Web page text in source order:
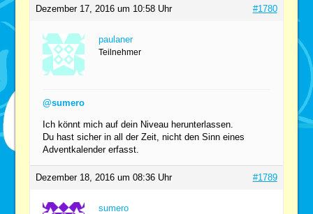
Dezember 17, 2016 um 10:58 Uhr #1780
paulaner
Teilnehmer
@sumero
Ich könnt mich auf dein Niveau herunterlassen.
Du hast sicher in all der Zeit, nicht den Sinn eines
Adventkalender erfasst.
Dezember 18, 2016 um 08:36 Uhr #1789
sumero